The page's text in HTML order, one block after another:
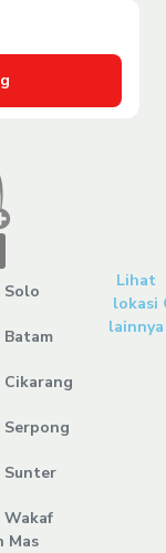
Solo
Serpong
Sunter
Wakaf
Mas
Lihat
lokasi
lainnya